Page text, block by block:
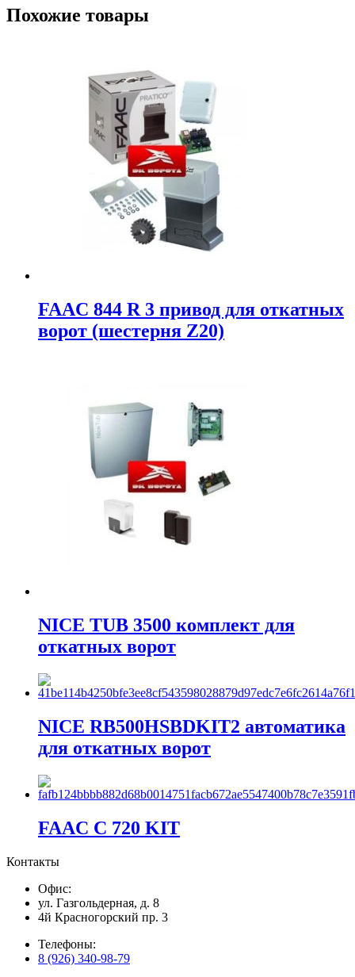
Похожие товары
FAAC 844 R 3 привод для откатных
ворот (шестерня Z20)
NICE TUB 3500 комплект для
откатных ворот
NICE RB500HSBDKIT2 автоматика
для откатных ворот
FAAC C 720 KIT
Контакты
Офис:
ул. Газгольдерная, д. 8
4й Красногорский пр. 3
Телефоны:
8 (926) 340-98-79